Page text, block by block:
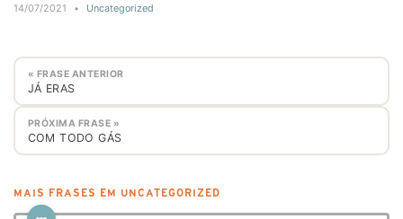
14/07/2021 • Uncategorized
« FRASE ANTERIOR
JÁ ERAS
PRÓXIMA FRASE »
COM TODO GÁS
MAIS FRASES EM UNCATEGORIZED